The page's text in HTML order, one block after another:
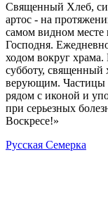
Священный Хлеб,
артос - на
самом видном месте
Господня.
ходом вокруг
субботу, священный
верующим. Частицы
рядом с иконой и
при серьезных
Воскресе!»
Русская Семерка